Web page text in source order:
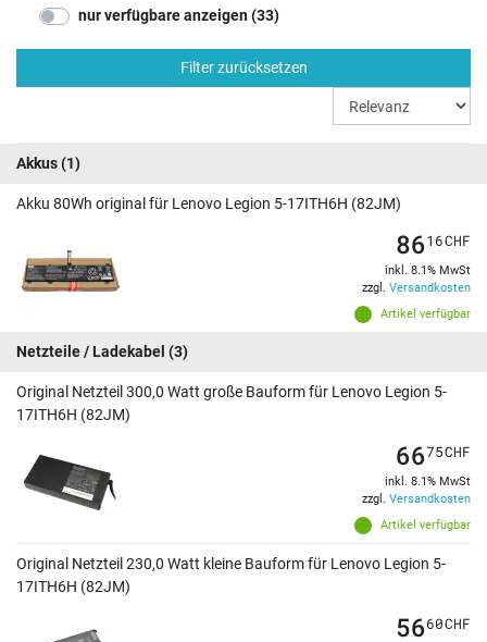
nur verfügbare anzeigen (33)
Filter zurücksetzen
Akkus(1)
Akku 80Wh original für Lenovo Legion 5-17ITH6H (82JM)
Artikel verfügbar
8616CHF
inkl. 8.1% MwSt
zzgl. Versandkosten
Netzteile / Ladekabel (3)
Original Netzteil 300,0 Watt große Bauform für Lenovo Legion 5-
17ITH6H (82JM)
Artikel verfügbar
6675CHF
inkl. 8.1% MwSt
zzgl. Versandkosten
Original Netzteil 230,0 Watt kleine Bauform für Lenovo Legion 5-
17ITH6H (82JM)
5660CHF